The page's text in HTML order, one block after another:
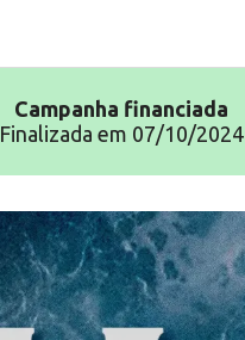
Campanha financiada
Finalizada em 07/10/2024